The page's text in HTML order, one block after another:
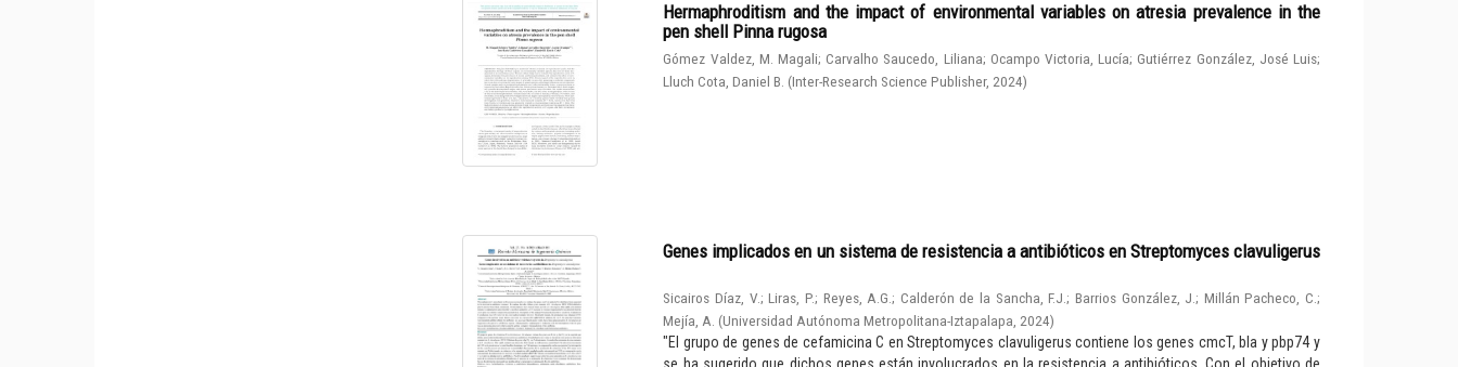
Hermaphroditism and the impact of environmental variables on atresia prevalence in the
pen shell Pinna rugosa
Gómez Valdez, M. Magali;Carvalho Saucedo, Liliana; Ocampo Victoria, Lucía;Gutiérrez González, José Luis;
Lluch Cota, Daniel B. (Inter-Research Science Publisher, 2024)
Genes implicados en un sistema de resistencia a antibióticos en Streptomyces clavuligerus
Sicairos Díaz, V.;Liras, P.; Reyes, A.G.; Calderón de la Sancha, F.J.; Barrios González, J.; Millán Pacheco, C. ;
Mejía, A. (Universidad Autónoma Metropolitana-Iztapalapa 2024)
"El grupo de genes de cefamicina C en Streptomyces clavuligerus contiene los genes cmcT, bla y pbp74 y